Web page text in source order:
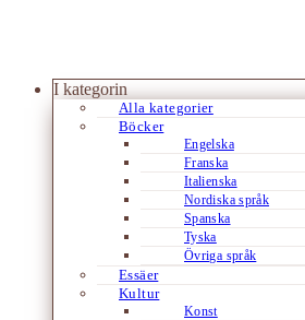
I kategorin
Alla kategorier
Böcker
Engelska
Franska
Italienska
Nordiska språk
Spanska
Tyska
Övriga språk
Essäer
Kultur
Konst